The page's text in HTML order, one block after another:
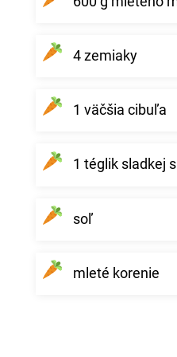
4 zemiaky
1 väčšia cibuľa
1 téglik sladkej
soľ
mleté ​​korenie